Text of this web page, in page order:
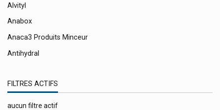
Alvityl
Anabox
Anaca3 Produits Minceur
Antihydral
Api-Nature Produits Naturels
Apivita Cosmétique Naturelle
FILTRES ACTIFS
aucun filtre actif